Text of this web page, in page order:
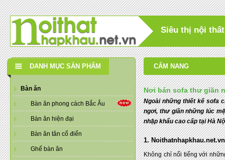
Siêu thị nội
DANH MỤC SẢN PHẨM
Bàn ăn
Bàn ăn phong cách Bắc Âu
Bàn ăn hiện đại
Bàn ăn tân cổ điển
Ghế bàn ăn
CẨM NANG
Nơi bán sofa thư giãn
Ngoài những thiết kế sofa
ngơi, thư giãn những lúc
nhập khẩu cao cấp tại Hà
1.
Không chỉ nổi tiếng với